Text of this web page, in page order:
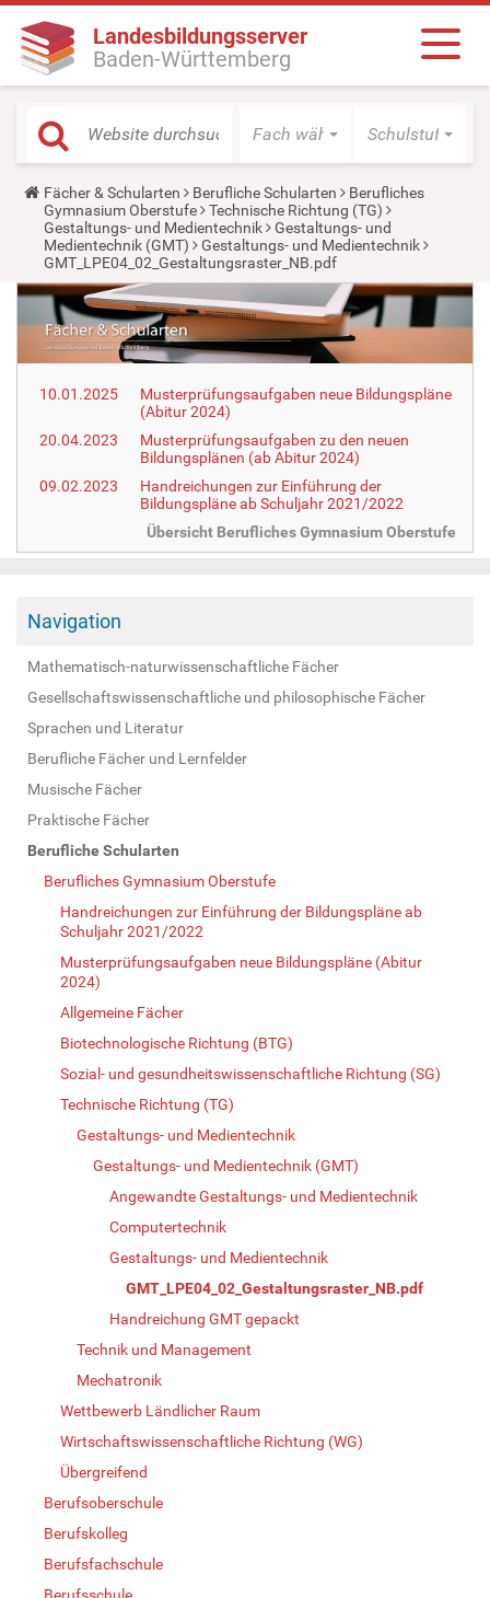
Landesbildungsserver
Baden-Württemberg
Fach wählen Schulstufe
Y
o
u
a
r
e
h
r
e
:
Fächer & Schularten Berufliche Schularten
Berufliches
Gymnasium Oberstufe
Technische Richtung (TG)
Gestaltungs- und Medientechnik
Gestaltungs- und
Medientechnik (GMT)
Gestaltungs- und Medientechnik
GMT_LPE04_02_Gestaltungsraster_NB.pdf
10.01.2025
Musterprüfungsaufgaben neue Bildungspläne
(Abitur 2024)
20.04.2023
Musterprüfungsaufgaben zu den neuen
Bildungsplänen (ab Abitur 2024)
09.02.2023
Handreichungen zur Einführung der
Bildungspläne ab Schuljahr 2021/2022
Übersicht Berufliches Gymnasium Oberstufe
Navigation
Mathematisch-naturwissenschaftliche Fächer
Gesellschaftswissenschaftliche und philosophische Fächer
Sprachen und Literatur
Berufliche Fächer und Lernfelder
Musische Fächer
Praktische Fächer
Berufliche Schularten
Berufliches Gymnasium Oberstufe
Handreichungen zur Einführung der Bildungspläne ab
Schuljahr 2021/2022
Musterprüfungsaufgaben neue Bildungspläne (Abitur
2024)
Allgemeine Fächer
Biotechnologische Richtung (BTG)
Sozial- und gesundheitswissenschaftliche Richtung (SG)
Technische Richtung (TG)
Gestaltungs- und Medientechnik
Gestaltungs- und Medientechnik (GMT)
Angewandte Gestaltungs- und Medientechnik
Computertechnik
Gestaltungs- und Medientechnik
GMT_LPE04_02_Gestaltungsraster_NB.pdf
Handreichung GMT gepackt
Technik und Management
Mechatronik
Wettbewerb Ländlicher Raum
Wirtschaftswissenschaftliche Richtung (WG)
Übergreifend
Berufsoberschule
Berufskolleg
Berufsfachschule